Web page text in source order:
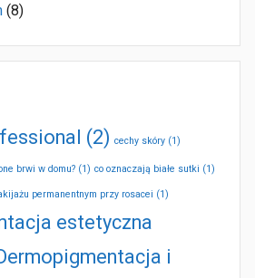
(8)
(2) cechy skóry (1)
brwi w domu? (1) co oznaczają białe sutki (1)
permanentnym przy rosacei (1)
estetyczna
i